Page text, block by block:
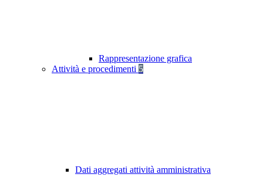
Rappresentazione grafica
Attività e procedimenti 5
Dati aggregati attività amministrativa